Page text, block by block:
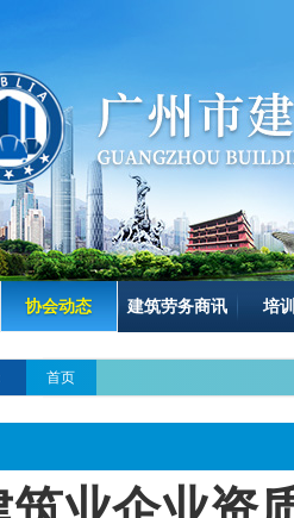
协会动态 建筑劳务商讯 培
首页